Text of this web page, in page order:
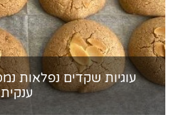
עוגיות שקדים נפלאות
ענקית